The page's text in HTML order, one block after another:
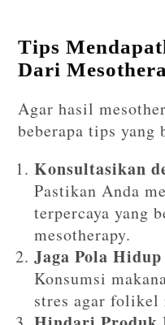
Tips
Dari
Agar hasil
beberapa tips yang
Konsultasikan
Pastikan Anda
terpercaya yang
mesotherapy.
Jaga Pola Hidup
Konsumsi
stres agar folikel